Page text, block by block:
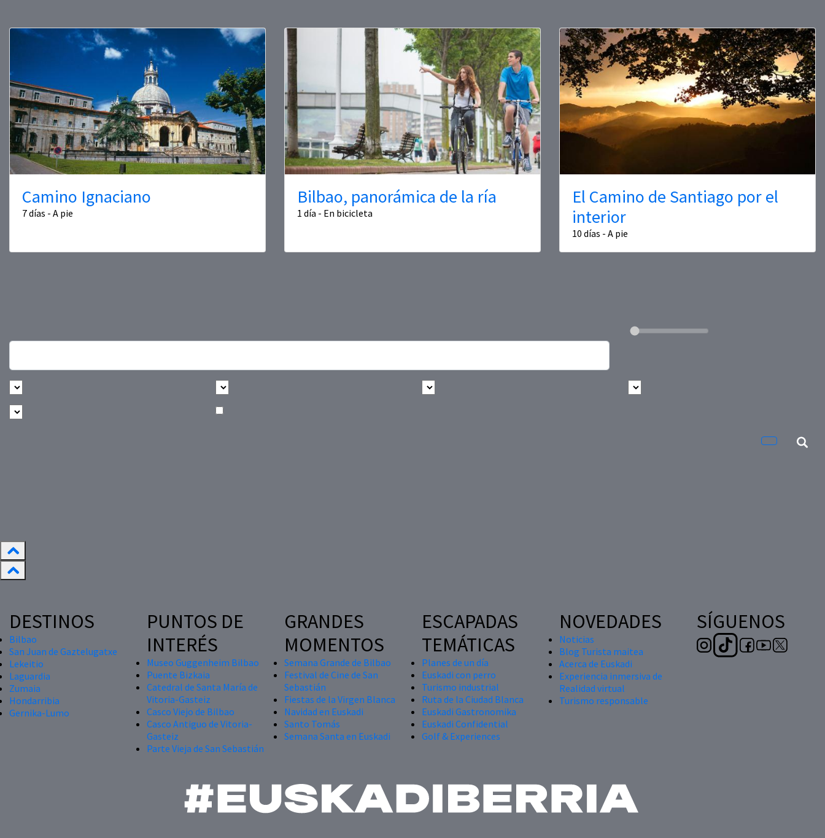
Camino Ignaciano
7 días - A pie
Bilbao, panorámica de la ría
1 día - En bicicleta
El Camino de Santiago por el
interior
10 días - A pie
DESTINOS
Bilbao
San Juan de Gaztelugatxe
Lekeitio
Laguardia
Zumaia
Hondarribia
Gernika-Lumo
PUNTOS DE
INTERÉS
Museo Guggenheim Bilbao
Puente Bizkaia
Catedral de Santa María de
Vitoria-Gasteiz
Casco Viejo de Bilbao
Casco Antiguo de Vitoria-
Gasteiz
Parte Vieja de San Sebastián
GRANDES
MOMENTOS
Semana Grande de Bilbao
Festival de Cine de San
Sebastián
Fiestas de la Virgen Blanca
Navidad en Euskadi
Santo Tomás
Semana Santa en Euskadi
ESCAPADAS
TEMÁTICAS
Planes de un día
Euskadi con perro
Turismo industrial
Ruta de la Ciudad Blanca
Euskadi Gastronomika
Euskadi Confidential
Golf & Experiences
NOVEDADES
Noticias
Blog Turista maitea
Acerca de Euskadi
Experiencia inmersiva de
Realidad virtual
Turismo responsable
SÍGUENOS